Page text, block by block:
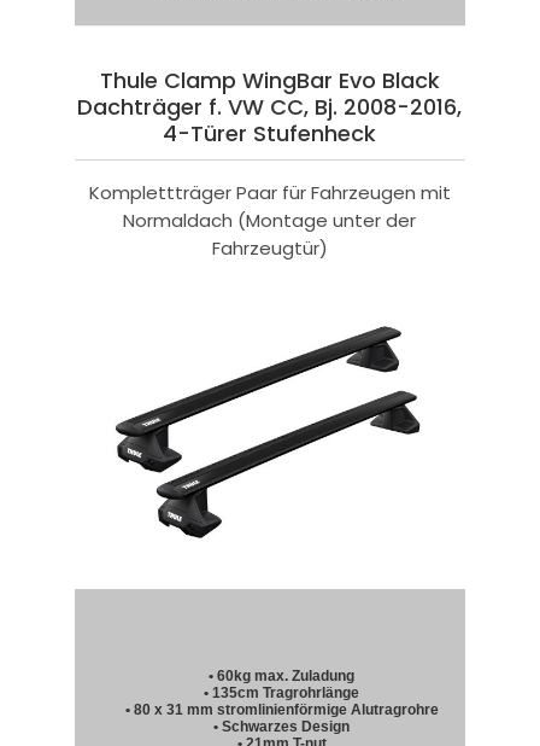
Thule Clamp WingBar Evo Black
Dachträger f. VW CC, Bj. 2008-2016,
4-Türer Stufenheck
Komplettträger Paar für Fahrzeugen mit
Normaldach (Montage unter der
Fahrzeugtür)
• 60kg max. Zuladung
• 135cm Tragrohrlänge
• 80 x 31 mm stromlinienförmige Alutragrohre
• Schwarzes Design